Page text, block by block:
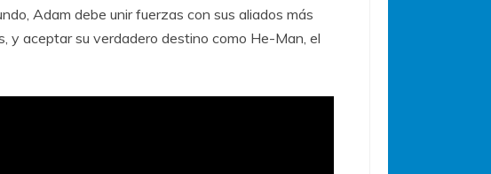
Adam debe unir fuerzas con sus aliados más
y aceptar su verdadero destino como He-Man, el